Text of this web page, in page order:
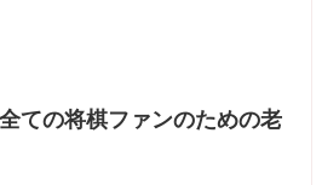
ての将棋ファンのための老